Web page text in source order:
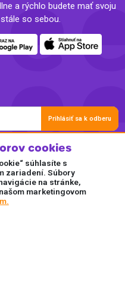
a rýchlo budete mať svoju
so sebou.
Prihlásiť sa k odberu
údajov a so zasielaním
oboznámil som sa so
cookies
súhlasíte s
zariadení. Súbory
na stránke,
marketingovom